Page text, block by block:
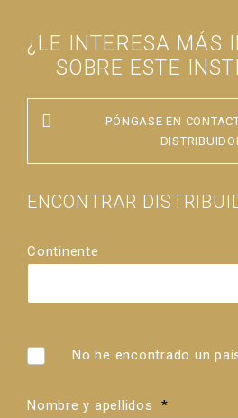
¿LE INTERESA MÁS
SOBRE ESTE
PÓNGASE EN
ENCONTRAR
Continente
No he encontrado un
Nombre y apellidos *